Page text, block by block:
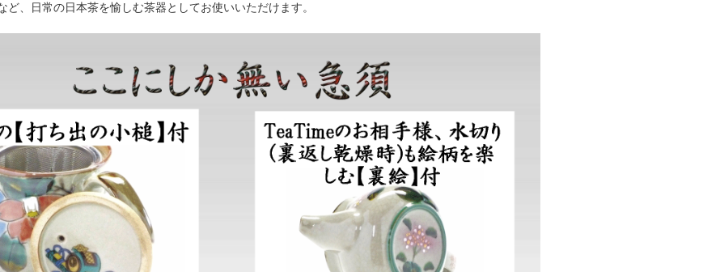
ど、日常の日本茶を愉しむ茶器としてお使いいただけます。